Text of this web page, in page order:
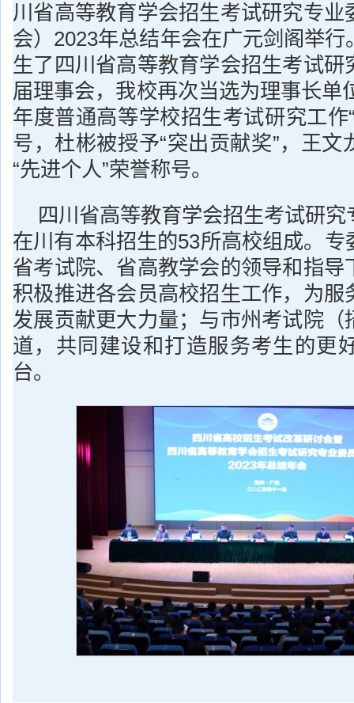
川省高等教育学会招生考试研究专业
会）2023年总结年会在广元剑阁举
生了四川省高等教育学会招生考试研
届理事会，我校再次当选为理事长单
年度普通高等学校招生考试研究工作
号，杜彬被授予“突出贡献奖”，王文
“先进个人”荣誉称号。
四川省高等教育学会招生考试研
在川有本科招生的53所高校组成。专
省考试院、省高教学会的领导和指导
积极推进各会员高校招生工作，为服
发展贡献更大力量；与市州考试院（
道，共同建设和打造服务考生的更
台。